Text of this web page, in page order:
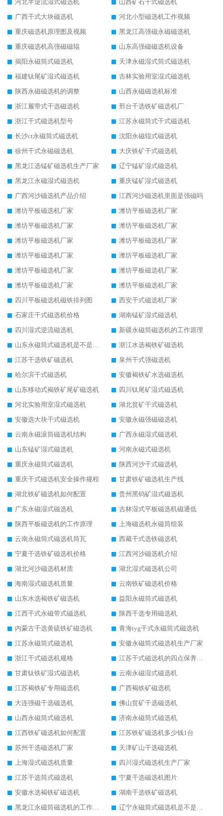
河北半逆流湿式磁选机
山西矿石干式磁选机
广西干式大块磁选机
河北小型磁选机工作视频
重庆磁选机原理图及视频
黑龙江高强磁永磁磁选机
重庆磁选机高强磁磁辊
山东高强磁磁选机设备
揭阳永磁筒式磁选机
天津永磁湿式筒式磁选机
福建钛尾矿湿式磁选机
吉林实验用室湿式磁选机
陕西永磁磁选机的调整
山西永磁磁选机标准
浙江履带式干选磁选机
邢台干选铁矿磁选机厂
浙江干式磁选机型号
江苏永磁筒式干式磁选机
长沙ct永磁筒式磁选机
沈阳永磁辊式磁选机
徐州干式永磁磁选机
大庆铁矿干式磁选机
黑龙江选锰矿磁选机生产厂家
辽宁锰矿湿式磁选机
黑龙江永磁湿式磁选机
重庆锰矿湿式磁选机
广西河沙磁选机产品介绍
江西河沙磁选机里面是强磁吗
潍坊平板磁选机厂家
潍坊平板磁选机厂家
潍坊平板磁选机厂家
潍坊平板磁选机厂家
潍坊平板磁选机厂家
潍坊平板磁选机厂家
潍坊平板磁选机厂家
潍坊平板磁选机厂家
潍坊平板磁选机厂家
潍坊平板磁选机厂家
潍坊平板磁选机厂家
潍坊平板磁选机厂家
四川平板磁选机磁铁排列图
西安干式磁选机厂家
石家庄干式磁选机价格
湖南锰矿湿式磁选机
四川湿式逆流磁选机
新疆永磁筒磁选机的工作原理
山东永磁筒式磁选机是不是强磁
浙江水选褐铁矿磁选机
江苏干选铁矿磁选机
泉州干式强磁选机
哈尔滨干式磁选机
安徽褐铁矿水选磁选机
山东移动式褐铁矿尾矿磁选机
四川钛尾矿湿式磁选机
河北实验用室湿式磁选机
湖北贫矿干式磁选机
安徽选大块干式磁选机
安徽永磁强磁磁选机
云南永磁滚筒磁选机结构
广西永磁湿式磁选机
山东锰矿湿式磁选机
河南永磁式磁选机
重庆永磁筒式磁选机
陕西河沙干式磁选机
重庆干式磁选机安全操作规程
甘肃铁矿磁选机生产线
湖北铁矿磁选机如何配置
贵州黑钨矿湿式磁选机
广东永磁湿式磁选机
吉林湿式平板磁选机磁通低
陕西平板磁选机的工作原理
上海磁选机永磁筒组装
云南永磁筒式磁选机筒瓦
西藏干式选铁磁选机
宁夏干选铁矿磁选机价格
江西河沙磁选机介绍
湖北河沙磁选机材质
湖北湿式磁选机公司
海南湿式磁选机质量
云南铁矿磁选机价格
山东水选褐铁矿磁选机
益阳永磁筒式磁选机
江西干式永磁带式磁选机
陕西干选专用磁选机
内蒙古干选黄硫铁矿磁选机
青海tyg干式永磁筒式磁选机
江苏永磁筒式磁选机
安徽永磁筒式磁选机生产厂家
浙江干式磁选机规格
江苏干式磁选机的四点保养秘籍
甘肃钛铁矿湿式磁选机
云南永磁湿式磁选机
江苏褐铁矿专用磁选机
广西褐铁矿磁选机
大连强磁干选磁选机
佛山贫矿干选磁选机
山西永磁筒式磁选机
济南永磁筒式磁选机
江西铁矿磁选机如何配置
江苏铁矿磁选机多少钱1台
苏州干选磁选机厂家
天津矿山干选磁选机
上海湿式磁选机质量
四川湿式磁选机生产厂家
江苏干选筒式磁选机
宁夏干选磁选机图片
安徽水选褐铁矿磁选机
湖南干选铁矿磁选机
黑龙江永磁筒磁选机的工作原理
辽宁永磁筒式磁选机是不是强磁